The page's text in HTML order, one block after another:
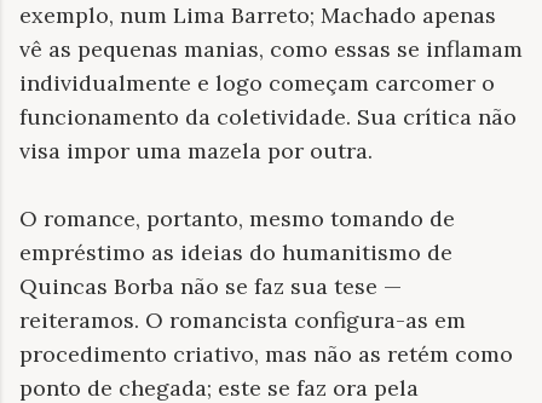
exemplo, num Lima Barreto; Machado apenas
vê as pequenas manias, como essas se inflamam
individualmente e logo começam carcomer o
funcionamento da coletividade. Sua crítica não
visa impor uma mazela por outra.
O romance, portanto, mesmo tomando de
empréstimo as ideias do humanitismo de
Quincas Borba não se faz sua tese —
reiteramos. O romancista configura-as em
procedimento criativo, mas não as retém como
ponto de chegada; este se faz ora pela